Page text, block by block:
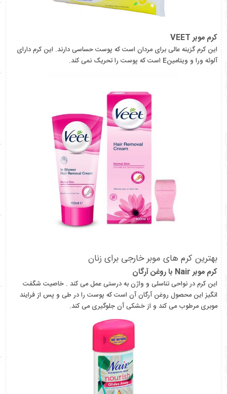
کرم موبر VEET
این کرم گزینه عالی برای مردان است که پوست حساسی دارند. این کرم دارای
آلوئه ورا و ویتامینE است که پوست را تحریک نمی کند.
بهترین کرم های موبر خارجی برای زنان
کرم موبر Nair با روغن آرگان
این کرم در نواحی تناسلی و واژن به درستی عمل می کند . خاصیت شگفت
انگیز این محصول روغن آرگان آن است که پوست را در طی و پس از فرایند
موبری مرطوب می کند و از خشکی آن جلوگیری می کند.